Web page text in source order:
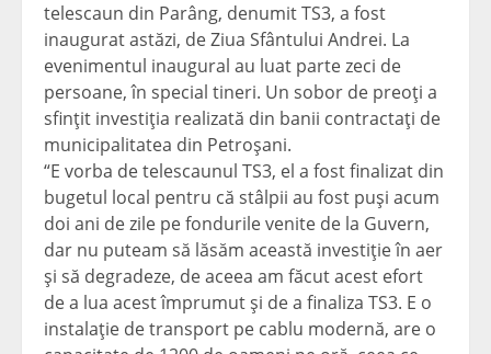
telescaun din Parâng, denumit TS3, a fost
inaugurat astăzi, de Ziua Sfântului Andrei. La
evenimentul inaugural au luat parte zeci de
persoane, în special tineri. Un sobor de preoţi a
sfinţit investiţia realizată din banii contractaţi de
municipalitatea din Petroşani.
“E vorba de telescaunul TS3, el a fost finalizat din
bugetul local pentru că stâlpii au fost puşi acum
doi ani de zile pe fondurile venite de la Guvern,
dar nu puteam să lăsăm această investiţie în aer
şi să degradeze, de aceea am făcut acest efort
de a lua acest împrumut şi de a finaliza TS3. E o
instalaţie de transport pe cablu modernă, are o